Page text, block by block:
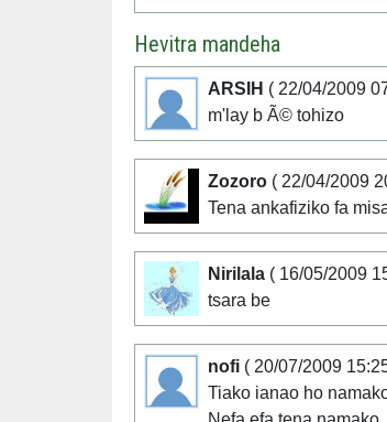
Hevitra mandeha
ARSIH ( 22/04/2009
m'lay b Ã© tohizo
Zozoro ( 22/04/2009
Tena ankafiziko fa
Nirilala ( 16/05/2009
tsara be
nofi ( 20/07/2009
Tiako ianao ho